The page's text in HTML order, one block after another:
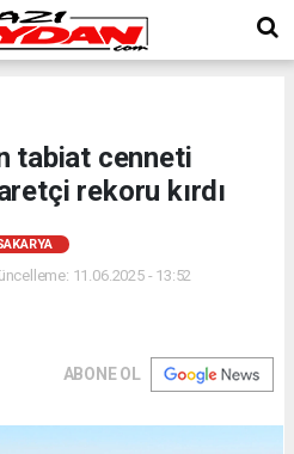
tabiat cenneti
rekoru kırdı
11.06.2025 - 13:52
ABONE OL